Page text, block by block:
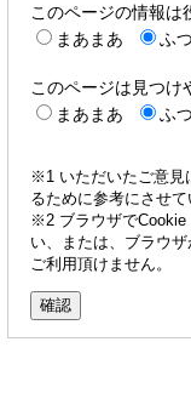
このページの情報は
まあまあ
ふ
このページは見つけ
まあまあ
ふ
※1 いただいたご意見
るために参考にさせ
※2 ブラウザでCookie
い、または、ブラウ
ご利用頂けません。